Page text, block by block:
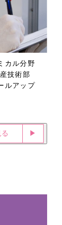
カル分野
技術部
ルアップ
▶︎